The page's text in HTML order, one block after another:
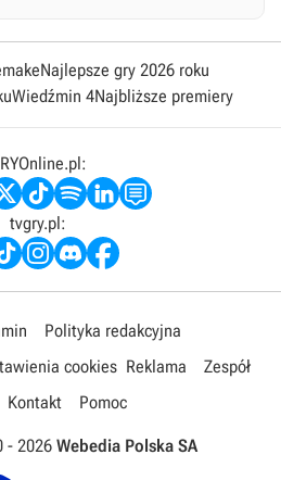
Najlepsze gry 2026 roku
Wiedźmin 4Najbliższe premiery
tvgry.pl:
Polityka redakcyjna
cookies Reklama
Zespół
Kontakt Pomoc
- 2026 Webedia Polska SA